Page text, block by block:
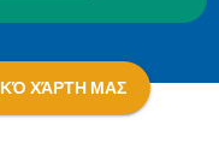
ΧΆΡΤΗ ΜΑΣ